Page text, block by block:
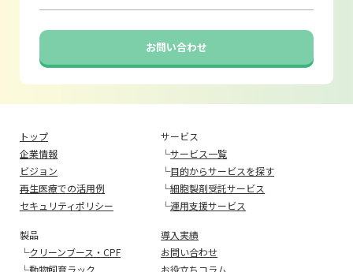
お問い合わせ
トップ
企業情報
ビジョン
再生医療での活用例
セキュリティポリシー
サービス
└サービス一覧
└目的からサービスを探す
└細胞製剤受託サービス
└運用支援サービス
製品
└クリーンブース・CPF
導入実績
お問い合わせ